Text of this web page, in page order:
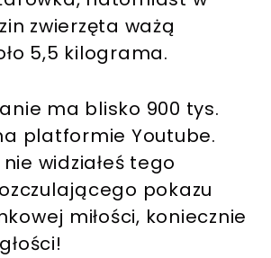
zwierzęta ważą
5,5 kilograma.
ma blisko 900 tys.
platformie Youtube.
widziałeś tego
pokazu
miłości, koniecznie